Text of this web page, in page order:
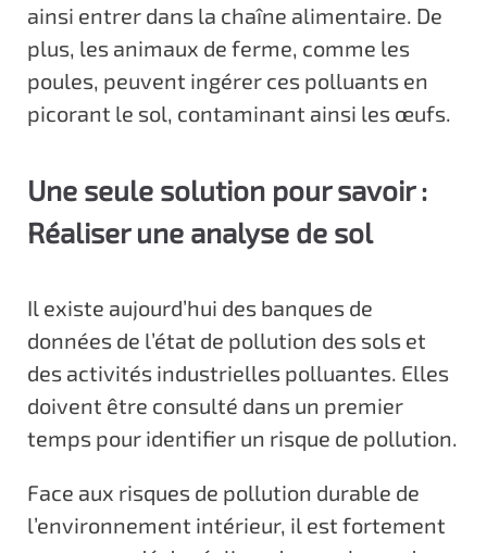
ainsi entrer dans la chaîne alimentaire. De
plus, les animaux de ferme, comme les
poules, peuvent ingérer ces polluants en
picorant le sol, contaminant ainsi les œufs.
Une seule solution pour savoir :
Réaliser une analyse de sol
Il existe aujourd’hui des banques de
données de l’état de pollution des sols et
des activités industrielles polluantes. Elles
doivent être consulté dans un premier
temps pour identifier un risque de pollution.
Face aux risques de pollution durable de
l’environnement intérieur, il est fortement